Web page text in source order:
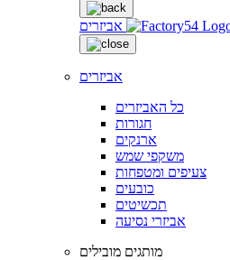
אביזרים
אביזרים
כל האביזרים
חגורות
ארנקים
משקפי שמש
צעיפים ומטפחות
כובעים
תכשיטים
אביזרי נסיעה
מותגים מובילים